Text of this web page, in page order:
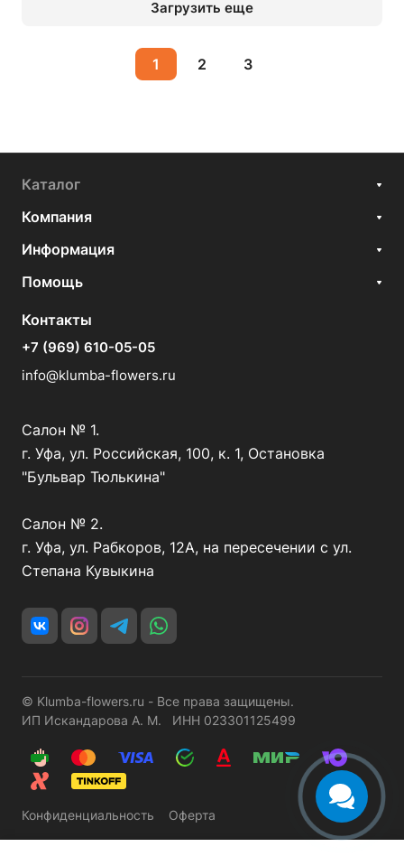
Загрузить еще
1 2 3
Каталог
Компания
Информация
Помощь
Контакты
+7 (969) 610-05-05
info@klumba-flowers.ru
Салон № 1.
г. Уфа, ул. Российская, 100, к. 1, Остановка
"Бульвар Тюлькина"
Салон № 2.
г. Уфа, ул. Рабкоров, 12А, на пересечении с ул.
Степана Кувыкина
© Klumba-flowers.ru - Все права защищены.
ИП Искандарова А. М. ИНН 023301125499
Конфиденциальность Оферта